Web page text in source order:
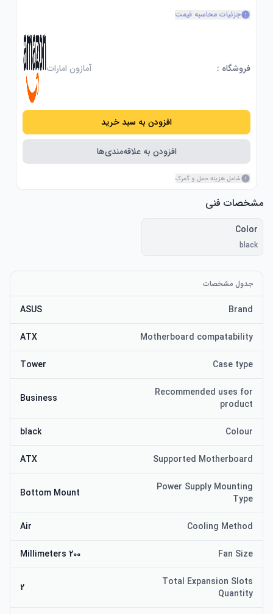
جزئیات محاسبه قیمت
فروشگاه : آمازون امارات
افزودن به سبد خرید
افزودن به علاقه‌مندی‌ها
شامل هزینه حمل و گمرک
مشخصات فنی
Color
black
جدول مشخصات
Brand
ASUS
Motherboard compatability
ATX
Case type
Tower
Recommended uses for
product
Business
Colour
black
Supported Motherboard
ATX
Power Supply Mounting
Type
Bottom Mount
Cooling Method
Air
Fan Size
200 Millimeters
Total Expansion Slots
Quantity
2